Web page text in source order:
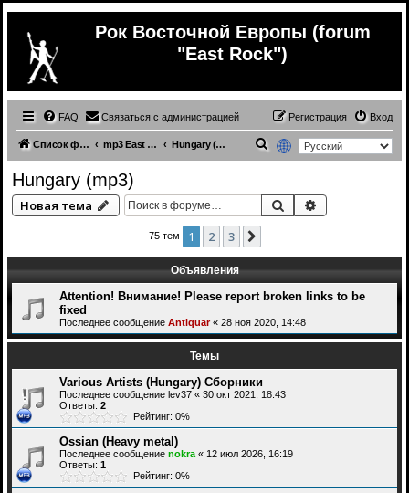
Рок Восточной Европы (forum
"East Rock")
FAQ Связаться с администрацией Вход
Регистрация
Список форумов mp3 East Europe music Hungary (mp3)
с
Hungary (mp3)
Новая тема Поиск
75 тем 1 2 3
Объявления
Attention! Внимание! Please report broken links to be
fixed
Последнее сообщение Antiquar« 28 ноя 2020, 14:48
Темы
Various Artists (Hungary) Сборники
Последнее сообщение lev37 « 30 окт 2021, 18:43
Ответы: 2
Рейтинг: 0%
Ossian (Heavy metal)
Последнее сообщение nokra « 12 июл 2026, 16:19
Ответы: 1
Рейтинг: 0%